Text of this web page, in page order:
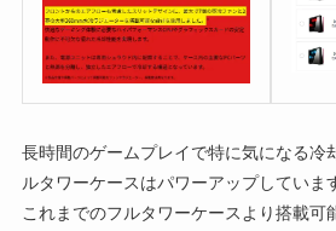
長時間のゲームプレイで特に気になる冷
ルタワーケースはパワーアップしていま
これまでのフルタワーケースより搭載可